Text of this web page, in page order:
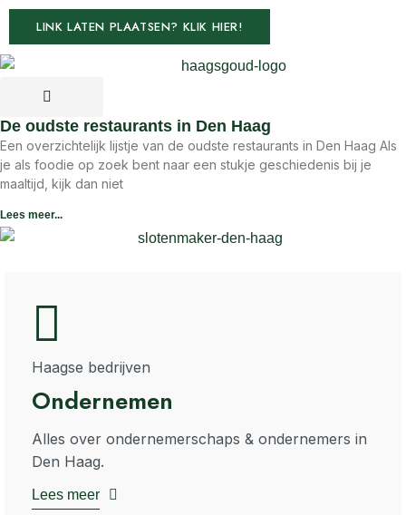
LINK LATEN PLAATSEN? KLIK HIER!
De oudste restaurants in Den Haag
Een overzichtelijk lijstje van de oudste restaurants in Den Haag Als
je als foodie op zoek bent naar een stukje geschiedenis bij je
maaltijd, kijk dan niet
Lees meer...
Haagse bedrijven
Ondernemen
Alles over ondernemerschaps & ondernemers in
Den Haag.
Lees meer